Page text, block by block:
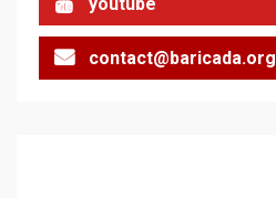
contact@baricada.org